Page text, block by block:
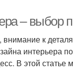
– выбор
внимание к
интерьера
В этой